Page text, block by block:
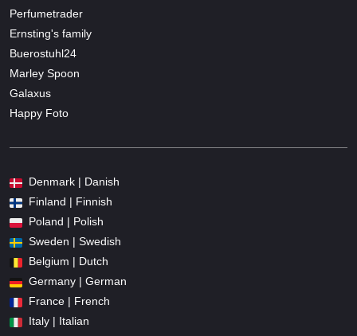
Perfumetrader
Ernsting's family
Buerostuhl24
Marley Spoon
Galaxus
Happy Foto
Denmark | Danish
Finland | Finnish
Poland | Polish
Sweden | Swedish
Belgium | Dutch
Germany | German
France | French
Italy | Italian